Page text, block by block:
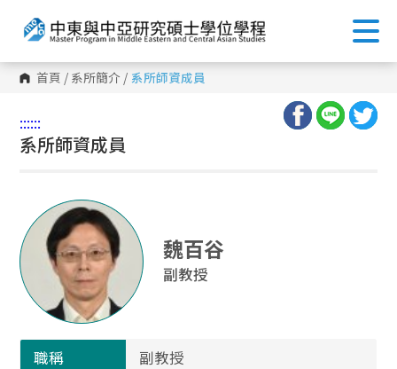
首頁 / 系所簡介 / 系所師資成員
::::::
系所師資成員
魏百谷
副教授
職稱
副教授